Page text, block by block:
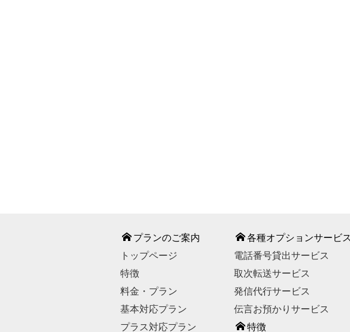
プランのご案内
トップページ
特徴
料金・プラン
基本対応プラン
プラス対応プラン
各種オプションサービス
電話番号貸出サービス
取次転送サービス
発信代行サービス
伝言お預かりサービス
特徴